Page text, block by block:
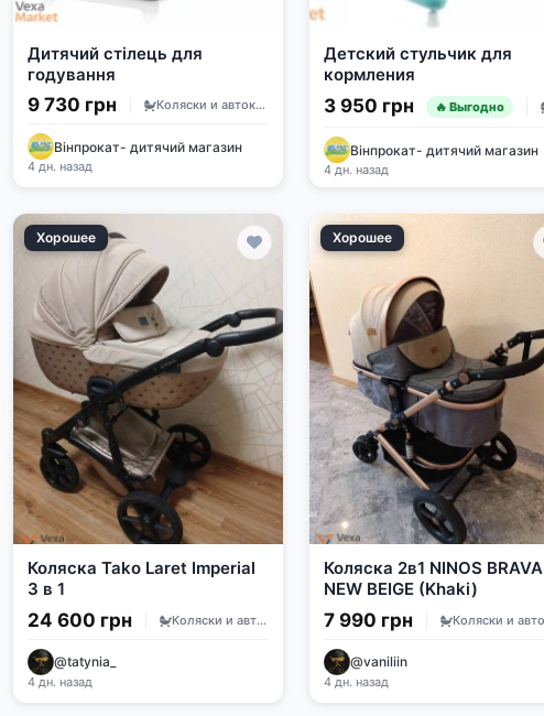
Дитячий стілець для
годування
9 730 грн Коляски и автокресла
Вінпрокат- дитячий магазин
4 дн. назад
Детский стульчик для
кормления
3 950 грн 🔥 Выгодно
Вінпрокат- дитячий магазин
4 дн. назад
Хорошее
Коляска Tako Laret Imperial
3 в 1
24 600 грн Коляски и автокресла
@tatynia_
4 дн. назад
Хорошее
Коляска 2в1 NINOS BRAVA
NEW BEIGE (Khaki)
7 990 грн
@vaniliin
4 дн. назад